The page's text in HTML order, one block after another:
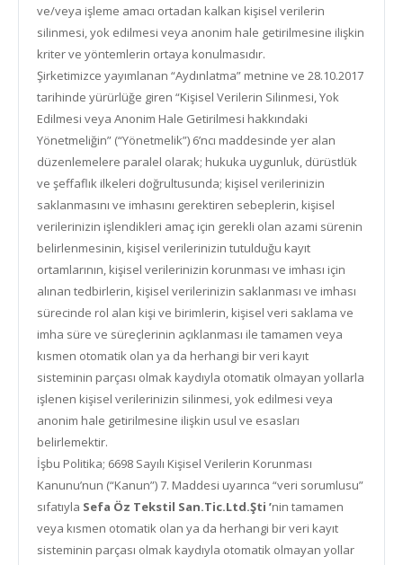
ve/veya işleme amacı ortadan kalkan kişisel verilerin
silinmesi, yok edilmesi veya anonim hale getirilmesine ilişkin
kriter ve yöntemlerin ortaya konulmasıdır.
Şirketimizce yayımlanan “Aydınlatma” metnine ve 28.10.2017
tarihinde yürürlüğe giren “Kişisel Verilerin Silinmesi, Yok
Edilmesi veya Anonim Hale Getirilmesi hakkındaki
Yönetmeliğin” (“Yönetmelik”) 6’ncı maddesinde yer alan
düzenlemelere paralel olarak; hukuka uygunluk, dürüstlük
ve şeffaflık ilkeleri doğrultusunda; kişisel verilerinizin
saklanmasını ve imhasını gerektiren sebeplerin, kişisel
verilerinizin işlendikleri amaç için gerekli olan azami sürenin
belirlenmesinin, kişisel verilerinizin tutulduğu kayıt
ortamlarının, kişisel verilerinizin korunması ve imhası için
alınan tedbirlerin, kişisel verilerinizin saklanması ve imhası
sürecinde rol alan kişi ve birimlerin, kişisel veri saklama ve
imha süre ve süreçlerinin açıklanması ile tamamen veya
kısmen otomatik olan ya da herhangi bir veri kayıt
sisteminin parçası olmak kaydıyla otomatik olmayan yollarla
işlenen kişisel verilerinizin silinmesi, yok edilmesi veya
anonim hale getirilmesine ilişkin usul ve esasları
belirlemektir.
İşbu Politika; 6698 Sayılı Kişisel Verilerin Korunması
Kanunu’nun (“Kanun”) 7. Maddesi uyarınca “veri sorumlusu”
sıfatıyla Sefa Öz Tekstil San.Tic.Ltd.Şti ’nin tamamen
veya kısmen otomatik olan ya da herhangi bir veri kayıt
sisteminin parçası olmak kaydıyla otomatik olmayan yollar